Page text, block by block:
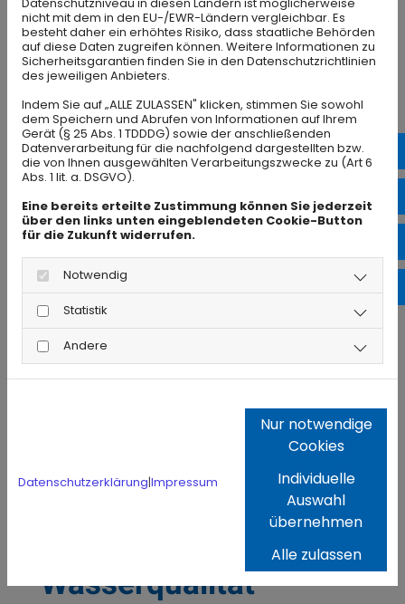
Bäder nach Wunsch
Ihr Bad soll schön und praktisch sein. Wir
bauen es so, wie Sie es sich wünschen – ob
Wellness, Luxus, schlicht oder barrierefrei.
Alte Fliesen oder Sanitäranlagen tauschen
wir aus und machen Ihr Bad zu einer
Wohlfühloase.
Klempnerei
Wir reparieren Dächer, Dachrinnen und
Rohre. So vermeiden Sie Wasserschäden.
Wasserqualität
nicht mit dem in den EU-/EWR-Ländern vergleichbar. Es
besteht daher ein erhöhtes Risiko, dass staatliche Behörden
auf diese Daten zugreifen können. Weitere Informationen zu
Sicherheitsgarantien finden Sie in den Datenschutzrichtlinien
des jeweiligen Anbieters.
Indem Sie auf „ALLE ZULASSEN" klicken, stimmen Sie sowohl
dem Speichern und Abrufen von Informationen auf Ihrem
Gerät (§ 25 Abs. 1 TDDDG) sowie der anschließenden
Datenverarbeitung für die nachfolgend dargestellten bzw.
die von Ihnen ausgewählten Verarbeitungszwecke zu (Art 6
Abs. 1 lit. a. DSGVO).
Eine bereits erteilte Zustimmung können Sie jederzeit
über den links unten eingeblendeten Cookie-Button
für die Zukunft widerrufen.
Notwendig
Statistik
Andere
Datenschutzerklärung|Impressum
Nur notwendige
Cookies
Individuelle
Auswahl
übernehmen
Alle zulassen